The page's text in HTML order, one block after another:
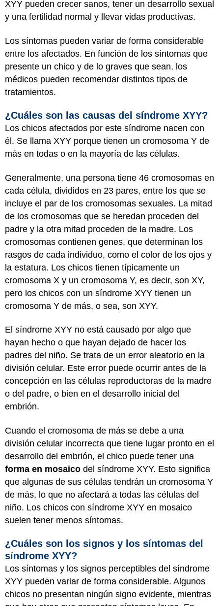
XYY pueden crecer sanos, tener un desarrollo sexual
y una fertilidad normal y llevar vidas productivas.
Los síntomas pueden variar de forma considerable
entre los afectados. En función de los síntomas que
presente un chico y de lo graves que sean, los
médicos pueden recomendar distintos tipos de
tratamientos.
¿Cuáles son las causas del síndrome XYY?
Los chicos afectados por este síndrome nacen con
él. Se llama XYY porque tienen un cromosoma Y de
más en todas o en la mayoría de las células.
Generalmente, una persona tiene 46 cromosomas en
cada célula, divididos en 23 pares, entre los que se
incluye el par de los cromosomas sexuales. La mitad
de los cromosomas que se heredan proceden del
padre y la otra mitad proceden de la madre. Los
cromosomas contienen genes, que determinan los
rasgos de cada individuo, como el color de los ojos y
la estatura. Los chicos tienen típicamente un
cromosoma X y un cromosoma Y, es decir, son XY,
pero los chicos con un síndrome XYY tienen un
cromosoma Y de más, o sea, son XYY.
El síndrome XYY no está causado por algo que
hayan hecho o que hayan dejado de hacer los
padres del niño. Se trata de un error aleatorio en la
división celular. Este error puede ocurrir antes de la
concepción en las células reproductoras de la madre
o del padre, o bien en el desarrollo inicial del
embrión.
Cuando el cromosoma de más se debe a una
división celular incorrecta que tiene lugar pronto en el
desarrollo del embrión, el chico puede tener una
forma en mosaico del síndrome XYY. Esto significa
que algunas de sus células tendrán un cromosoma Y
de más, lo que no afectará a todas las células del
niño. Los chicos con síndrome XYY en mosaico
suelen tener menos síntomas.
¿Cuáles son los signos y los síntomas del
síndrome XYY?
Los síntomas y los signos perceptibles del síndrome
XYY pueden variar de forma considerable. Algunos
chicos no presentan ningún signo evidente, mientras